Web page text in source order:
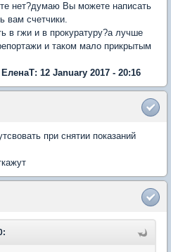
нет?думаю Вы можете написать
вам счетчики.
в гжи и в прокуратуру?а лучше
и таком мало прикрытым
12 January 2017 - 20:16
при снятии показаний